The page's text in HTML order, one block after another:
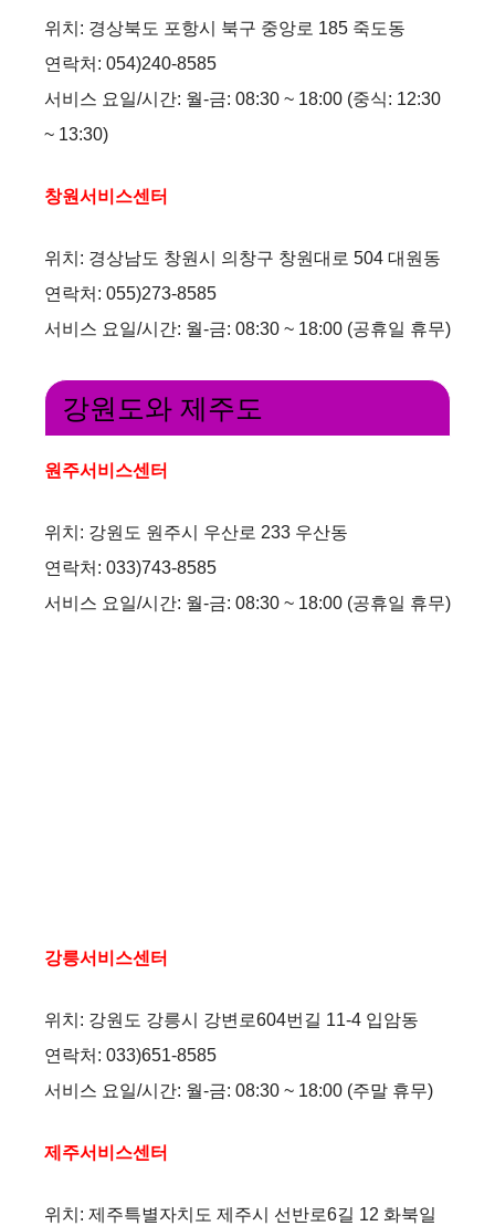
위치: 경상북도 포항시 북구 중앙로 185 죽도동
연락처: 054)240-8585
서비스 요일/시간: 월-금: 08:30 ~ 18:00 (중식: 12:30
~ 13:30)
창원서비스센터
위치: 경상남도 창원시 의창구 창원대로 504 대원동
연락처: 055)273-8585
서비스 요일/시간: 월-금: 08:30 ~ 18:00 (공휴일 휴무)
강원도와 제주도
원주서비스센터
위치: 강원도 원주시 우산로 233 우산동
연락처: 033)743-8585
서비스 요일/시간: 월-금: 08:30 ~ 18:00 (공휴일 휴무)
강릉서비스센터
위치: 강원도 강릉시 강변로604번길 11-4 입암동
연락처: 033)651-8585
서비스 요일/시간: 월-금: 08:30 ~ 18:00 (주말 휴무)
제주서비스센터
위치: 제주특별자치도 제주시 선반로6길 12 화북일